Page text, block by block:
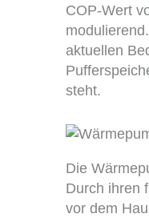
COP-Wert
aktuellen
steht.
Die
Durch ihren
vor dem